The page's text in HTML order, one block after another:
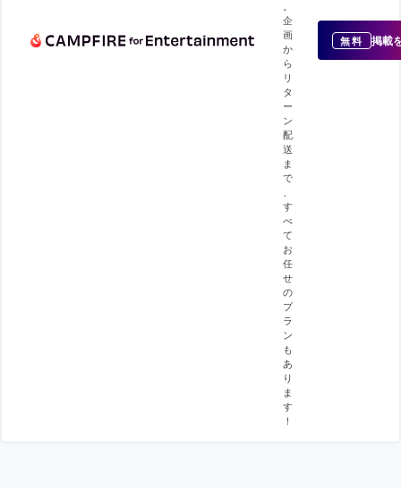
企
画
か
ら
リ
タ
ー
ン
配
送
ま
で
す
べ
て
お
任
せ
の
プ
ラ
ン
も
あ
り
ま
す
！
無料 掲載